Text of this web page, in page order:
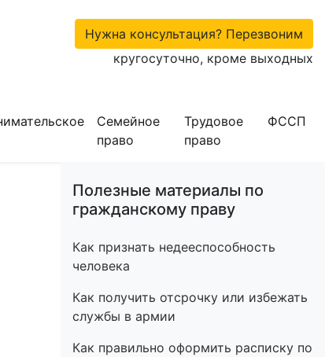
Нужна консультация? Перезвоним
кругосуточно, кроме выходных
Семейное
право
Трудовое
право
ФССП
Полезные материалы по
гражданскому праву
Как признать недееспособность
человека
Как получить отсрочку или избежать
службы в армии
Как правильно оформить расписку по